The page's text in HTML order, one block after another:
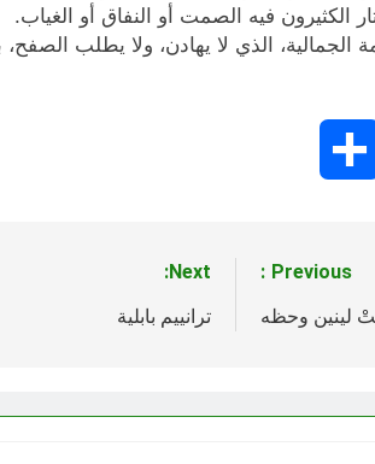
الكثيرون فيه الصمت أو النفاق أو الغياب.
الذي لا يهادن، ولا يطلب الصفح،
Previous:
لينين وحظه
Next:
ترانييم بابلية